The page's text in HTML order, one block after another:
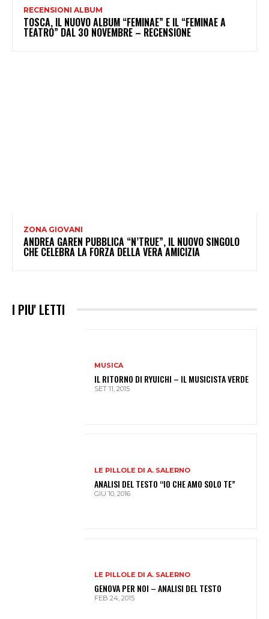
RECENSIONI ALBUM
TOSCA, IL NUOVO ALBUM “FEMINAE” E IL “FEMINAE A
TEATRO” DAL 30 NOVEMBRE – RECENSIONE
ZONA GIOVANI
ANDREA GAREN PUBBLICA “N’TRUE”, IL NUOVO SINGOLO
CHE CELEBRA LA FORZA DELLA VERA AMICIZIA
I PIU' LETTI
MUSICA
IL RITORNO DI RYUICHI – IL MUSICISTA VERDE
SET 11, 2015
LE PILLOLE DI A. SALERNO
ANALISI DEL TESTO “IO CHE AMO SOLO TE”
GIU 10, 2016
LE PILLOLE DI A. SALERNO
GENOVA PER NOI – ANALISI DEL TESTO
FEB 24, 2015